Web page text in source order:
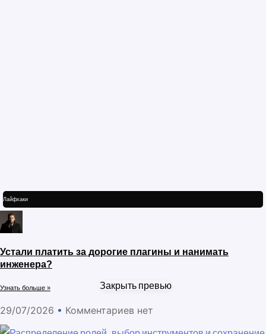
Лайфхаки
Устали платить за дорогие плагины и нанимать
инженера?
Узнать больше »
29/07/2026 Комментариев нет
Закрыть превью